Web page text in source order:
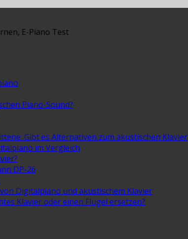
E-Piano Test
Piano-Sound?
Gibt es Alternativen zum akustischen Klavier
im Vergleich
DP-26
Digitalpiano und akustischem Klavier
Klavier oder einen Flügel ersetzen?